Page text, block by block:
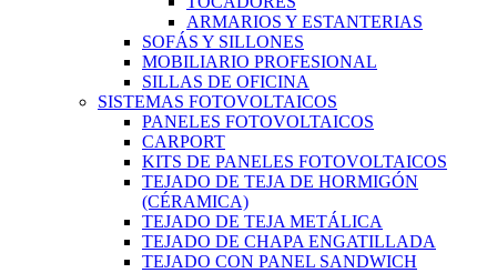
ARMARIOS Y ESTANTERIAS
SOFÁS Y SILLONES
MOBILIARIO PROFESIONAL
SILLAS DE OFICINA
SISTEMAS FOTOVOLTAICOS
PANELES FOTOVOLTAICOS
CARPORT
KITS DE PANELES FOTOVOLTAICOS
TEJADO DE TEJA DE HORMIGÓN
(CÉRAMICA)
TEJADO DE TEJA METÁLICA
TEJADO DE CHAPA ENGATILLADA
TEJADO CON PANEL SANDWICH